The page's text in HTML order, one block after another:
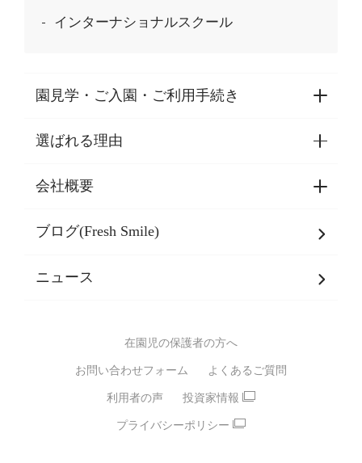
インターナショナルスクール
園見学・ご入園・ご利用手続き
園見学・ご入園・ご利用手続き
東京都認証保育所空き状況
選ばれる理由
選ばれる理由一覧
乳児期・幼児期・
バイリンガル保育園
スポーツ保育園
モンテッソーリ式保育園
STEAMS保育・学童
えいご
会社概要
会社概要
SDGsについて
ブログ(Fresh Smile)
ニュース
在園児の保護者の方へ
お問い合わせフォーム よくあるご質問
利用者の声 投資家情報
プライバシーポリシー